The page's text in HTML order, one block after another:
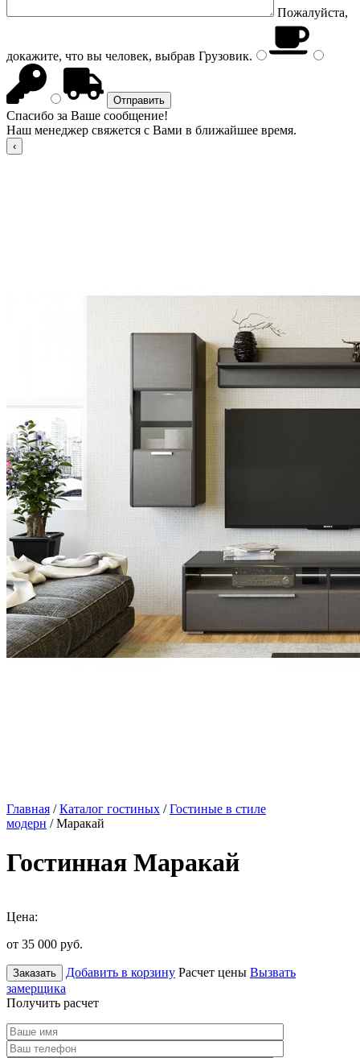
Пожалуйста,
докажите, что вы человек, выбрав Грузовик.
Спасибо за Ваше сообщение!
Наш менеджер свяжется с Вами в ближайшее время.
Главная /Каталог гостиных /Гостиные в стиле
модерн / Маракай
Гостинная Маракай
Цена:
от 35 000 руб.
Заказать Добавить в корзину Расчет цены Вызвать
замерщика
Получить расчет